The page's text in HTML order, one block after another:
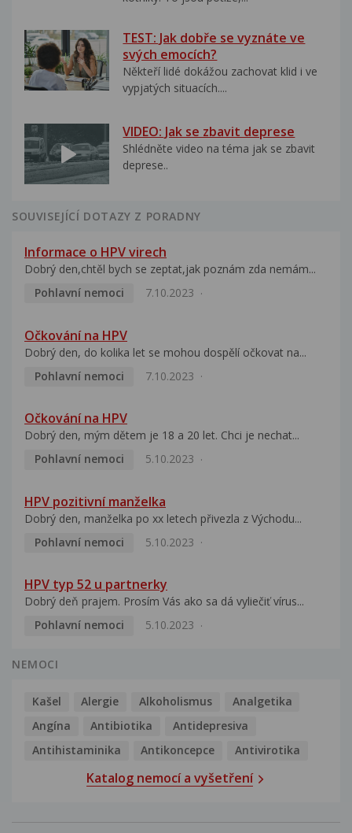
TEST: Jak dobře se vyznáte ve
svých emocích?
Někteří lidé dokážou zachovat klid i ve
vypjatých situacích....
VIDEO: Jak se zbavit deprese
Shlédněte video na téma jak se zbavit
deprese..
SOUVISEJÍCÍ DOTAZY Z PORADNY
Informace o HPV virech
Dobrý den,chtěl bych se zeptat,jak poznám zda nemám...
Pohlavní nemoci
7.10.2023
Očkování na HPV
Dobrý den, do kolika let se mohou dospělí očkovat na...
Pohlavní nemoci
7.10.2023
Očkování na HPV
Dobrý den, mým dětem je 18 a 20 let. Chci je nechat...
Pohlavní nemoci
5.10.2023
HPV pozitivní manželka
Dobrý den, manželka po xx letech přivezla z Východu...
Pohlavní nemoci
5.10.2023
HPV typ 52 u partnerky
Dobrý deň prajem. Prosím Vás ako sa dá vyliečiť vírus...
Pohlavní nemoci
5.10.2023
NEMOCI
Kašel Alergie Alkoholismus
Analgetika
Angína
Antibiotika
Antidepresiva
Antihistaminika
Antikoncepce Antivirotika
Katalog nemocí a vyšetření